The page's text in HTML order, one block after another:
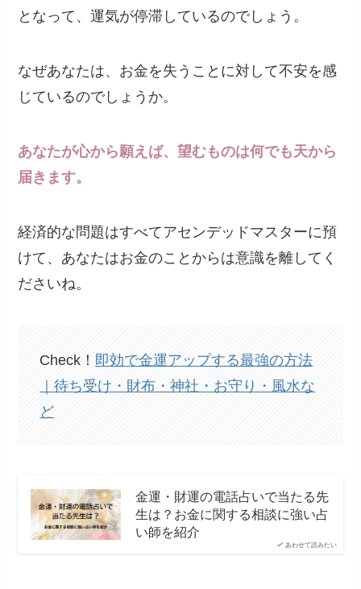
となって、運気が停滞しているのでしょう。
なぜあなたは、お金を失うことに対して不安を感
じているのでしょうか。
あなたが心から願えば、望むものは何でも天から
届きます。
経済的な問題はすべてアセンデッドマスターに預
けて、あなたはお金のことからは意識を離してく
ださいね。
Check！ 即効で金運アップする最強の方法
｜待ち受け・財布・神社・お守り・風水な
ど
あわせて読みたい
金運・財運の電話占いで当たる先
生は？お金に関する相談に強い占
い師を紹介